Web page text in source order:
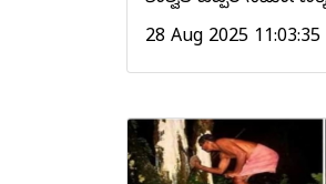
28 Aug 2025 11:03:35